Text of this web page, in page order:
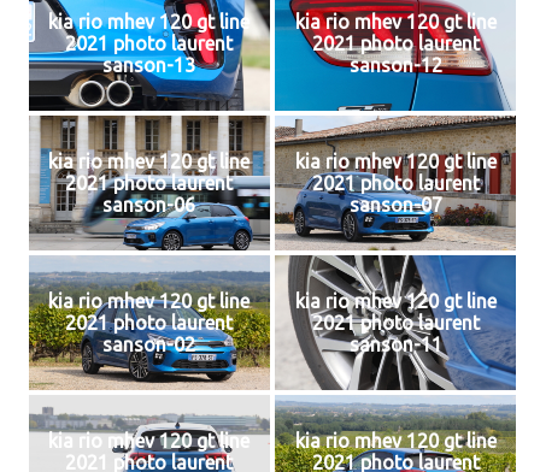
kia rio mhev 120 gt line
2021 photo laurent
sanson-13
kia rio mhev 120 gt line
2021 photo laurent
sanson-12
kia rio mhev 120 gt line
2021 photo laurent
sanson-06
kia rio mhev 120 gt line
2021 photo laurent
sanson-07
kia rio mhev 120 gt line
2021 photo laurent
sanson-02
kia rio mhev 120 gt line
2021 photo laurent
sanson-11
kia rio mhev 120 gt line
2021 photo laurent
kia rio mhev 120 gt line
2021 photo laurent